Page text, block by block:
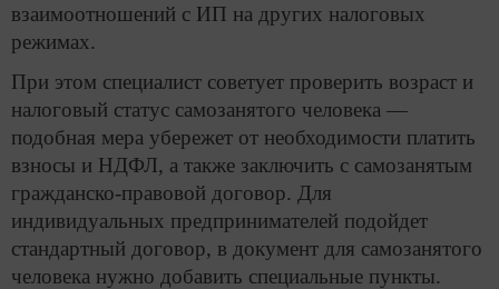
взаимоотношений с ИП на других налоговых
режимах.
При этом специалист советует проверить возраст и
налоговый статус самозанятого человека —
подобная мера убережет от необходимости платить
взносы и НДФЛ, а также заключить с самозанятым
гражданско-правовой договор. Для
индивидуальных предпринимателей подойдет
стандартный договор, в документ для самозанятого
человека нужно добавить специальные пункты.